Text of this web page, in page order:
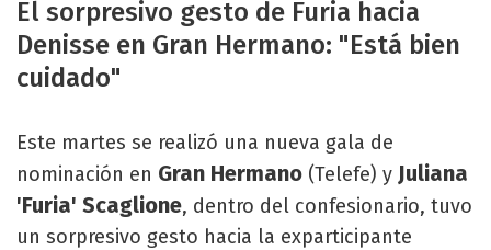
El sorpresivo gesto de Furia hacia
Denisse en Gran Hermano: "Está bien
cuidado"
Este martes se realizó una nueva gala de
nominación en Gran Hermano (Telefe) y Juliana
'Furia' Scaglione, dentro del confesionario, tuvo
un sorpresivo gesto hacia la exparticipante